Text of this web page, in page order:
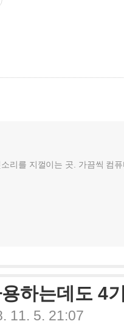
리를 지껄이는 곳. 가끔씩 컴
하는데도 4
11. 5. 21:07